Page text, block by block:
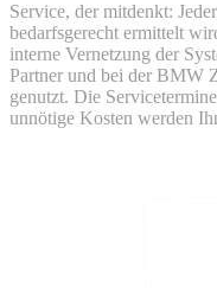
Service, der mitdenkt:
bedarfsgerecht ermittelt
interne Vernetzung der
Partner und bei der BMW
genutzt. Die
unnötige Kosten werden